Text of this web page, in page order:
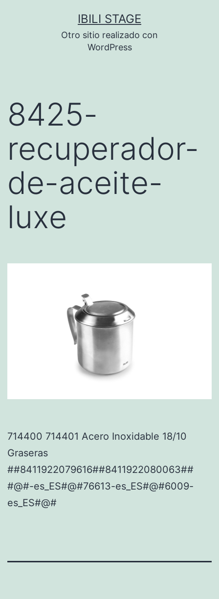
IBILI STAGE
Otro sitio realizado con
WordPress
8425-
recuperador-
de-aceite-
luxe
714400 714401 Acero Inoxidable 18/10
Graseras
##8411922079616##8411922080063##
#@#-es_ES#@#76613-es_ES#@#6009-
es_ES#@#